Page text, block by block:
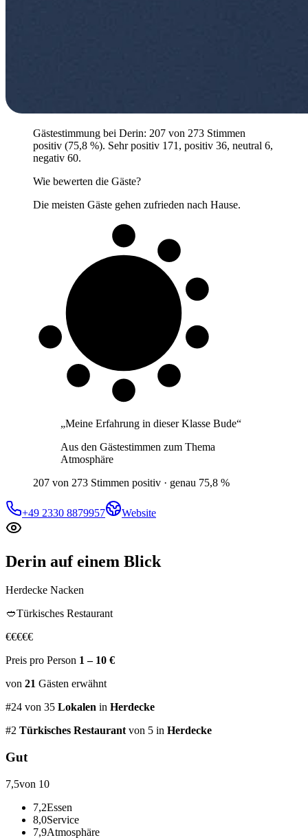
Gästestimmung bei Derin: 207 von 273 Stimmen
positiv (75,8 %). Sehr positiv 171, positiv 36, neutral 6,
negativ 60.
Wie bewerten die Gäste?
Die meisten Gäste gehen zufrieden nach Hause.
„Meine Erfahrung in dieser Klasse Bude“
Aus den Gästestimmen zum Thema
Atmosphäre
207 von 273 Stimmen positiv · genau 75,8 %
+49 2330 8879957 Website
Derin auf einem Blick
Herdecke Nacken
🥙Türkisches Restaurant
€€€€€
Preis pro Person 1 – 10 €
von 21 Gästen erwähnt
#24 von 35 Lokalen in Herdecke
#2 Türkisches Restaurantvon 5 in Herdecke
Gut
7,5von 10
7,2Essen
8,0Service
7,9Atmosphäre